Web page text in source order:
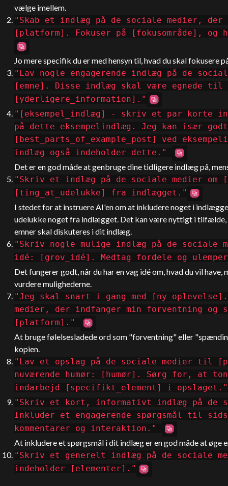
vælge imellem.
"Skab et indlæg på de sociale medier,
[platform]. Fokuser på [fokusområde],
Jo mere specifik du er med hensyn til, hvad du skal fokusere
"Lav nogle engagerende indlæg på de
[emne]. Disse indlæg skal være egnede
[yderligere_information]."
"[eksempel_indlæg] - skriv et par korte
på dette eksempelindlæg. Jeg kan især
[best_parts_of_example_post] ved
indlæg også indeholder dette."
Det er en god måde at genbruge dine tidligere indlæg på,
"Skriv et indlæg på de sociale medier om
[ting_at_udelukke] fra indlægget."
I stedet for at instruere AI'en om at inkludere noget i
udelukke noget fra indlægget. Det kan være nyttigt i tilfælde,
emner skal diskuteres i dit indlæg.
"Skriv nogle mulige indlæg på de sociale
idé: [grov_idé]. Medtag fordele og
Det fungerer godt, når du har en vag idé om, hvad du vil
vurdere mulighederne.
"Jeg skal snart i gang med
medier, der indfanger min forventning og
[platform]."
At bruge følelsesladede ord som "forventning" eller
kopien.
"Lav et opslag på de sociale medier til
nuværende humør: [humør]. Sørg for, at
indarbejd [specifikt_element] i opslaget."
"Skriv et kort, informativt indlæg på de
Inkluder et engagerende spørgsmål til
kommentarer og interaktion."
At inkludere et spørgsmål i dit indlæg er en god måde at øge
"Skriv et generelt indlæg på de sociale
indeholder [elementer]."